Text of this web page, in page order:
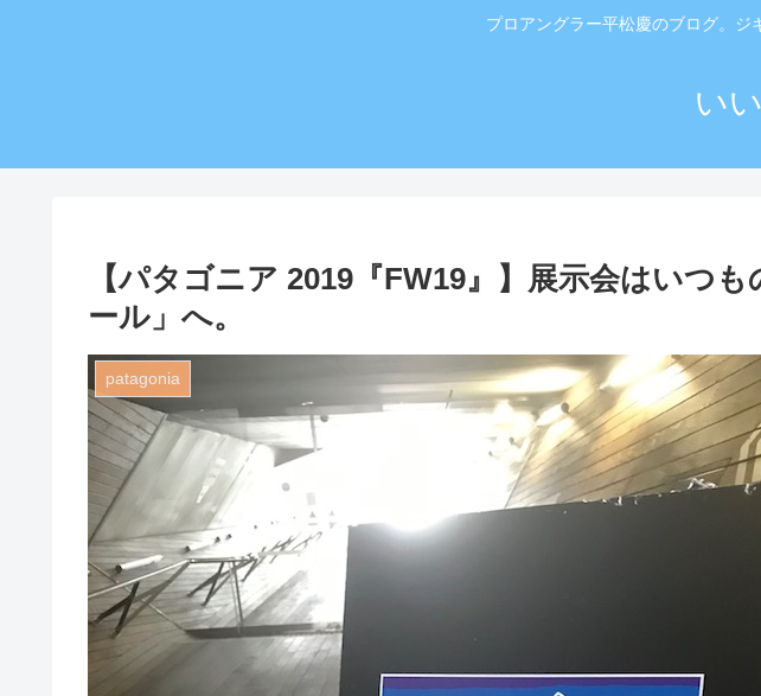
プロアングラー平松慶のブログ。ジ
い
【パタゴニア 2019『FW19』】展示会はいつ
ール」へ。
patagonia